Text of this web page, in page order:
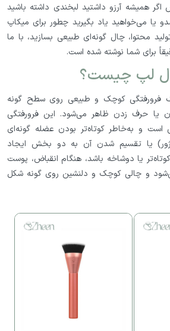
همیشه آرزو داشتید لبخندی داشته باشید
یا می‌خواهید یاد بگیرید چطور برای میکاپ
محتوا، چال گونه‌ای طبیعی بسازید، با ما
برای شما نوشته شده است.
لپ چیست؟
فرورفتگی کوچک و طبیعی روی سطح گونه
یا حرف زدن ظاهر می‌شود. این فرورفتگی
است و به‌خاطر کوتاه‌تر بودن عضله گونه‌ای
یا تقسیم شدن آن به دو بخش ایجاد
یا دوشاخه باشد، هنگام انقباض، پوست
و چالی کوچک و دلنشین روی گونه شکل